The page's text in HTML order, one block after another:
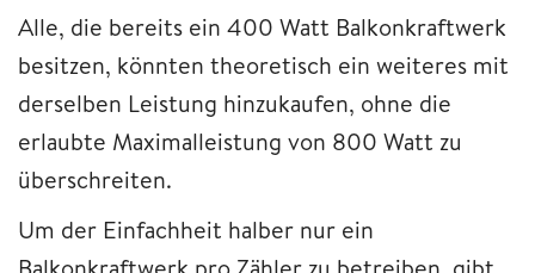
Alle, die bereits ein 400 Watt Balkonkraftwerk
besitzen, könnten theoretisch ein weiteres mit
derselben Leistung hinzukaufen, ohne die
erlaubte Maximalleistung von 800 Watt zu
überschreiten.
Um der Einfachheit halber nur ein